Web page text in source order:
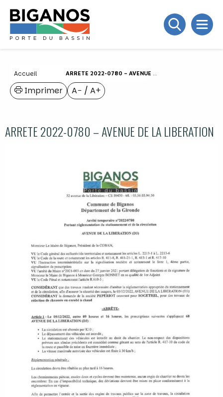
Accueil ARRETE 2022-0780 – AVENUE DE LA LIBERATION
A− / A+
Imprimer
ARRETE 2022-0780 – AVENUE DE LA LIBERATION